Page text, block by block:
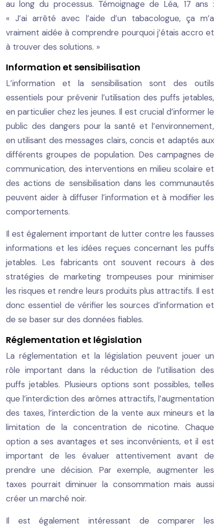
au long du processus. Témoignage de Léa, 17 ans :
« J’ai arrêté avec l’aide d’un tabacologue, ça m’a
vraiment aidée à comprendre pourquoi j’étais accro et
à trouver des solutions. »
Information et sensibilisation
L’information et la sensibilisation sont des outils
essentiels pour prévenir l’utilisation des puffs jetables,
en particulier chez les jeunes. Il est crucial d’informer le
public des dangers pour la santé et l’environnement,
en utilisant des messages clairs, concis et adaptés aux
différents groupes de population. Des campagnes de
communication, des interventions en milieu scolaire et
des actions de sensibilisation dans les communautés
peuvent aider à diffuser l’information et à modifier les
comportements.
Il est également important de lutter contre les fausses
informations et les idées reçues concernant les puffs
jetables. Les fabricants ont souvent recours à des
stratégies de marketing trompeuses pour minimiser
les risques et rendre leurs produits plus attractifs. Il est
donc essentiel de vérifier les sources d’information et
de se baser sur des données fiables.
Réglementation et législation
La réglementation et la législation peuvent jouer un
rôle important dans la réduction de l’utilisation des
puffs jetables. Plusieurs options sont possibles, telles
que l’interdiction des arômes attractifs, l’augmentation
des taxes, l’interdiction de la vente aux mineurs et la
limitation de la concentration de nicotine. Chaque
option a ses avantages et ses inconvénients, et il est
important de les évaluer attentivement avant de
prendre une décision. Par exemple, augmenter les
taxes pourrait diminuer la consommation mais aussi
créer un marché noir.
Il est également intéressant de comparer les